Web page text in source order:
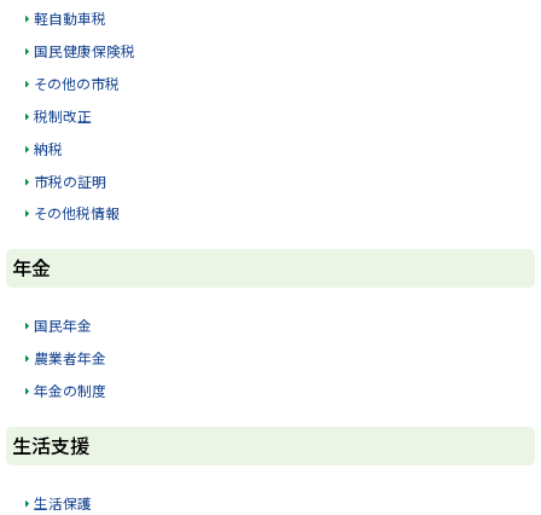
軽自動車税
国民健康保険税
その他の市税
税制改正
納税
市税の証明
その他税情報
ト
ッ
プ
に
年金
国民年金
農業者年金
年金の制度
ト
ッ
プ
生活支援
生活保護